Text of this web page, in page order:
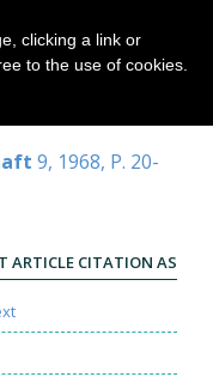
im
9, 1968, P. 20-
ARTICLE CITATION AS
clicking a link or
to the use of cookies.